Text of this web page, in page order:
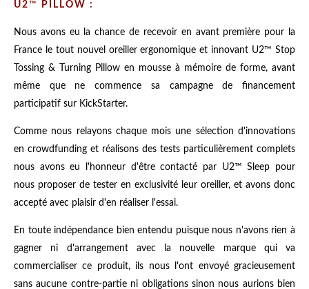
U2 ™ PILLOW :
Nous avons eu la chance de recevoir en avant première pour la
France le tout nouvel oreiller ergonomique et innovant U2™ Stop
Tossing & Turning Pillow en mousse à mémoire de forme, avant
même que ne commence sa campagne de financement
participatif sur KickStarter.
Comme nous relayons chaque mois une sélection d'innovations
en crowdfunding et réalisons des tests particulièrement complets
nous avons eu l'honneur d'être contacté par U2™ Sleep pour
nous proposer de tester en exclusivité leur oreiller, et avons donc
accepté avec plaisir d'en réaliser l'essai.
En toute indépendance bien entendu puisque nous n'avons rien à
gagner ni d'arrangement avec la nouvelle marque qui va
commercialiser ce produit, ils nous l'ont envoyé gracieusement
sans aucune contre-partie ni obligations sinon nous aurions bien